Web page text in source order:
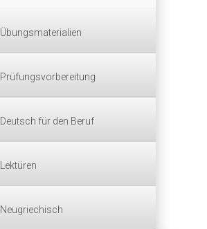
Übungsmaterialien
Prüfungsvorbereitung
Deutsch für den Beruf
Lektüren
Neugriechisch